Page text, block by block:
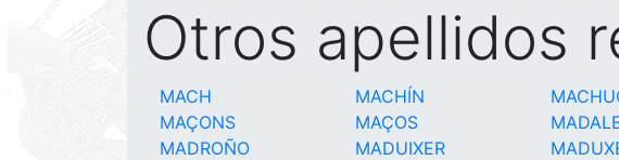
Otros apellidos
MACH MACHÍN
MAÇONS
MAÇOS
MADROÑO
MADUIXER